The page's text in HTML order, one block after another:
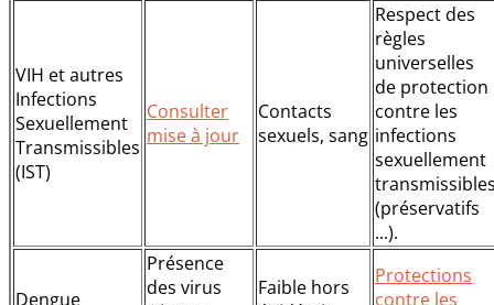
VIH et autres
Infections
Sexuellement
Transmissibles
(IST)
Consulter
mise à jour
Contacts
sexuels, sang
Respect des
règles
universelles
de protection
contre les
infections
sexuellement
(préservatifs
...).
Dengue
Présence
des virus
Faible hors
Protections
contre les